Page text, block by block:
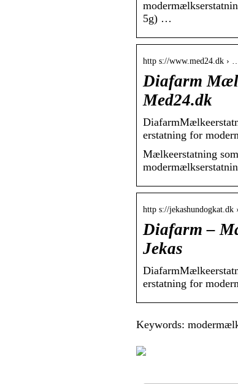
5g) …
http s://www.med24.dk ›
Diafarm
Med24.dk
erstatning for
Mælkeerstatning
http s://jekashundogkat.dk
Diafarm –
Jekas
erstatning for
Keywords: